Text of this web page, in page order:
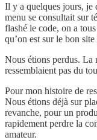
Il y a quelques jours, je
menu se consultait sur
flashé le code, on a
qu’on est sur le bon
Nous étions perdus. La
ressemblaient pas du
Pour mon histoire de
Nous étions déjà sur
revanche, pour un
rapidement perdre la
amateur.